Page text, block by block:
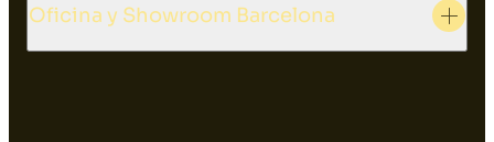
Oficina y Showroom Barcelona